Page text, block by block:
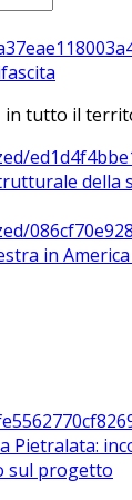
in tutto il
della
in
Pietralata:
sul progetto